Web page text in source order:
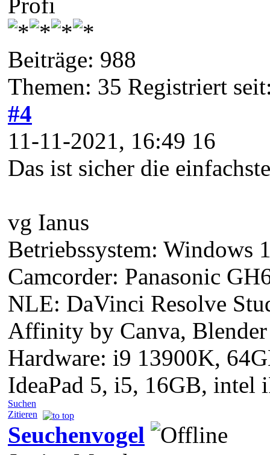
Beiträge: 988
Themen: 35 Registriert
#4
11-11-2021, 16:49 16
Das ist sicher die
vg Ianus
Betriebssystem: Windows
Camcorder: Panasonic
NLE: DaVinci Resolve
Affinity by Canva, Blender
Hardware: i9 13900K,
IdeaPad 5, i5, 16GB, intel
Suchen
Zitieren
Seuchenvogel